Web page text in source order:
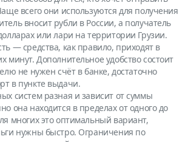
всего они используются для получения
вносит рубли в России, а получатель
или лари на территории Грузии.
— средства, как правило, приходят в
минут. Дополнительное удобство состоит
не нужен счёт в банке, достаточно
в пункте выдачи.
систем разная и зависит от суммы
она находится в пределах от одного до
многих это оптимальный вариант,
нужны быстро. Ограничения по